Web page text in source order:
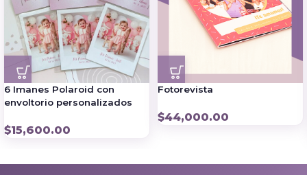
6 Imanes Polaroid con
envoltorio personalizados
$15,600.00
Fotorevista
$44,000.00